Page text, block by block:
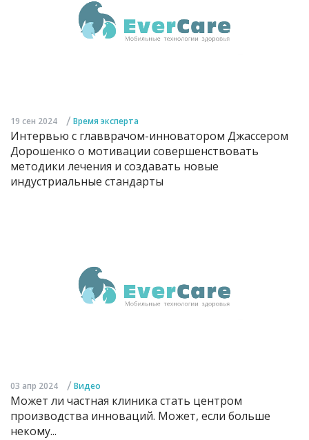
19 сен 2024 / Время эксперта
Интервью с главврачом-инноватором Джассером
Дорошенко о мотивации совершенствовать
методики лечения и создавать новые
индустриальные стандарты
03 апр 2024 / Видео
Может ли частная клиника стать центром
производства инноваций. Может, если больше
некому...